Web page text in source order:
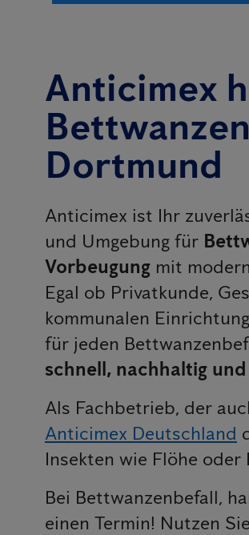
Anticimex
Dortmund
Anticimex ist Ihr
und Umgebung für
Vorbeugung mit
Egal ob Privatkunde,
kommunalen
für jeden
schnell, nachhaltig
Als Fachbetrieb, der
Anticimex Deutschland
Insekten wie Flöhe
Bei Bettwanzenbefall,
einen Termin! Nutzen